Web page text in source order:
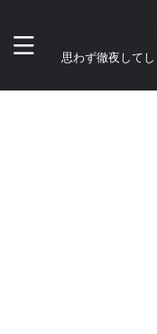
思わず徹夜して